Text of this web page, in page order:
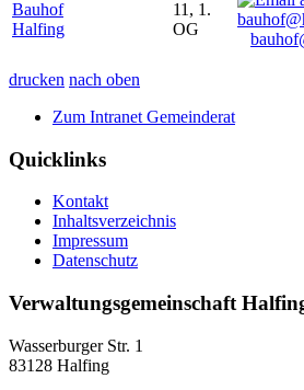
Bauhof
Halfing
11, 1.
OG
drucken nach oben
Zum Intranet Gemeinderat
Quicklinks
Kontakt
Inhaltsverzeichnis
Impressum
Datenschutz
Verwaltungsgemeinschaft
Wasserburger Str. 1
83128 Halfing